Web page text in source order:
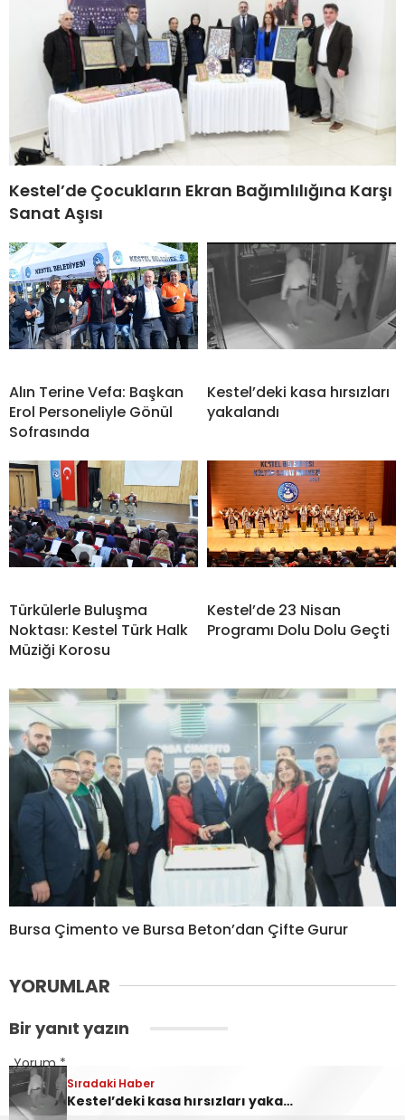
Sıradaki Haber
Ankara Yolu Babasultan Mevkii’nde Korkutan Tır Yangını
Kestel’de Çocukların Ekran Bağımlılığına Karşı
Sanat Aşısı
Alın Terine Vefa: Başkan
Erol Personeliyle Gönül
Sofrasında
Kestel’deki kasa hırsızları
yakalandı
Türkülerle Buluşma
Noktası: Kestel Türk Halk
Müziği Korosu
Kestel’de 23 Nisan
Programı Dolu Dolu Geçti
Bursa Çimento ve Bursa Beton’dan Çifte Gurur
YORUMLAR
Bir yanıt yazın
Yorum*
Sıradaki Haber
Kestel’deki kasa hırsızları yakalandı